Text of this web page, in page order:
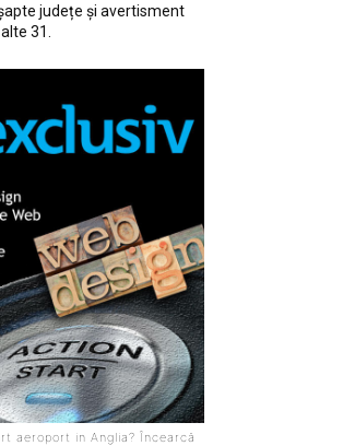
județe și avertisment
31.
aeroport in Anglia? Încearcă